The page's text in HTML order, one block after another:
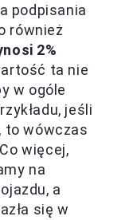
podpisania
również
2%
ta nie
w ogóle
jeśli
to wówczas
więcej,
na
a
się w